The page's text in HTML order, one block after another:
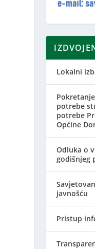
Lokalni
potrebe
potrebe
Općine
Odluka o
godišnjeg
javnošću
Pristup